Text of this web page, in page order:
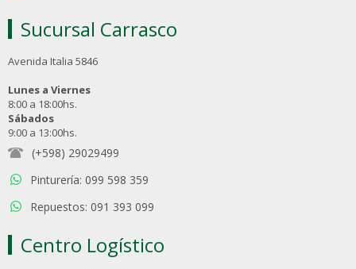
Sucursal Carrasco
Avenida Italia 5846
Lunes a Viernes
8:00 a 18:00hs.
Sábados
9:00 a 13:00hs.
(+598) 29029499
Pinturería: 099 598 359
Repuestos: 091 393 099
Centro Logístico